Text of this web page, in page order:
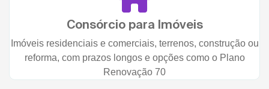
Consórcio para Imóveis
Imóveis residenciais e comerciais, terrenos, construção ou
reforma, com prazos longos e opções como o Plano
Renovação 70